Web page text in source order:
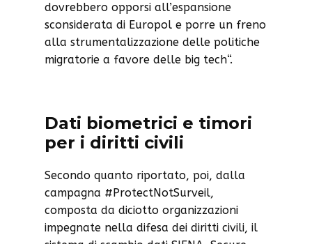
dovrebbero opporsi all’espansione
sconsiderata di Europol e porre un freno
alla strumentalizzazione delle politiche
migratorie a favore delle big tech“.
Dati biometrici e timori
per i diritti civili
Secondo quanto riportato, poi, dalla
campagna #ProtectNotSurveil,
composta da diciotto organizzazioni
impegnate nella difesa dei diritti civili, il